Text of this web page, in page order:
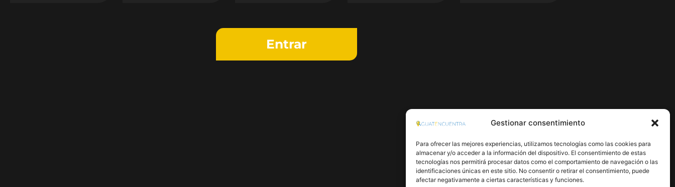
Gestionar consentimiento
Para ofrecer las mejores experiencias, utilizamos tecnologías como las cookies para
almacenar y/o acceder a la información del dispositivo. El consentimiento de estas
tecnologías nos permitirá procesar datos como el comportamiento de navegación o las
identificaciones únicas en este sitio. No consentir o retirar el consentimiento, puede
afectar negativamente a ciertas características y funciones.
Entrar